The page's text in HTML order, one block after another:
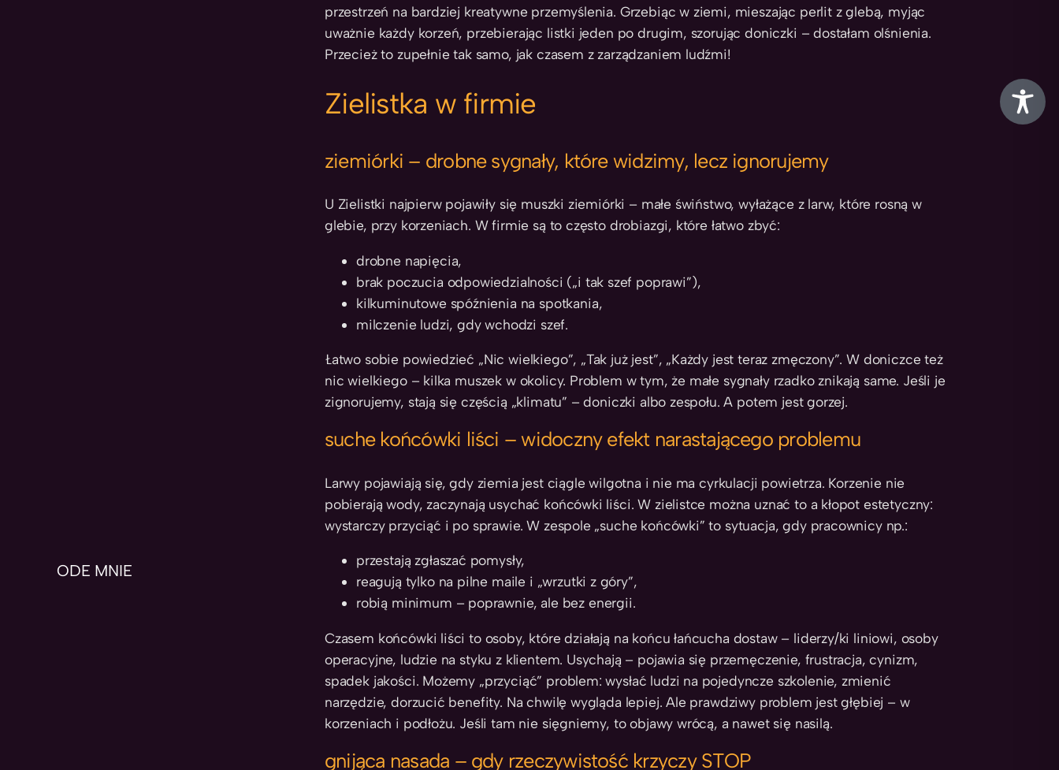
ODE MNIE
przestrzeń na bardziej kreatywne przemyślenia. Grzebiąc w ziemi, mieszając perlit z glebą, myjąc
uważnie każdy korzeń, przebierając listki jeden po drugim, szorując doniczki – dostałam olśnienia.
Przecież to zupełnie tak samo, jak czasem z zarządzaniem ludźmi!
Zielistka w firmie
ziemiórki – drobne sygnały, które widzimy, lecz ignorujemy
U Zielistki najpierw pojawiły się muszki ziemiórki – małe świństwo, wyłażące z larw, które rosną w
glebie, przy korzeniach. W firmie są to często drobiazgi, które łatwo zbyć:
drobne napięcia,
brak poczucia odpowiedzialności („i tak szef poprawi”),
kilkuminutowe spóźnienia na spotkania,
milczenie ludzi, gdy wchodzi szef.
Łatwo sobie powiedzieć „Nic wielkiego”, „Tak już jest”, „Każdy jest teraz zmęczony”. W doniczce też
nic wielkiego – kilka muszek w okolicy. Problem w tym, że małe sygnały rzadko znikają same. Jeśli je
zignorujemy, stają się częścią „klimatu” – doniczki albo zespołu. A potem jest gorzej.
suche końcówki liści – widoczny efekt narastającego problemu
Larwy pojawiają się, gdy ziemia jest ciągle wilgotna i nie ma cyrkulacji powietrza. Korzenie nie
pobierają wody, zaczynają usychać końcówki liści. W zielistce można uznać to a kłopot estetyczny:
wystarczy przyciąć i po sprawie. W zespole „suche końcówki” to sytuacja, gdy pracownicy np.:
przestają zgłaszać pomysły,
reagują tylko na pilne maile i „wrzutki z góry”,
robią minimum – poprawnie, ale bez energii.
Czasem końcówki liści to osoby, które działają na końcu łańcucha dostaw – liderzy/ki liniowi, osoby
operacyjne, ludzie na styku z klientem. Usychają – pojawia się przemęczenie, frustracja, cynizm,
spadek jakości. Możemy „przyciąć” problem: wysłać ludzi na pojedyncze szkolenie, zmienić
narzędzie, dorzucić benefity. Na chwilę wygląda lepiej. Ale prawdziwy problem jest głębiej – w
korzeniach i podłożu. Jeśli tam nie sięgniemy, to objawy wrócą, a nawet się nasilą.
gnijąca nasada – gdy rzeczywistość krzyczy STOP